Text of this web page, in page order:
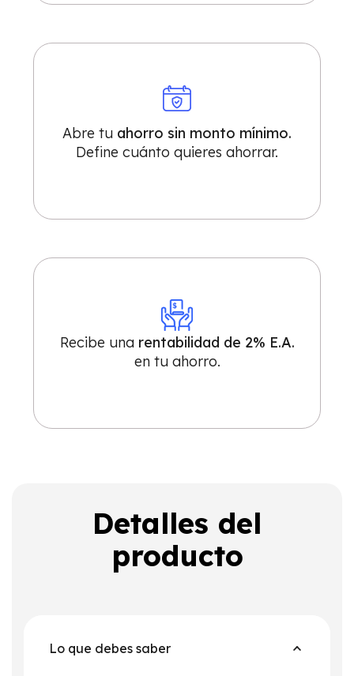
Abre tu ahorro sin monto mínimo.
Define cuánto quieres ahorrar.
Recibe una rentabilidad de 2% E.A.
en tu ahorro.
Detalles del
producto
Lo que debes saber